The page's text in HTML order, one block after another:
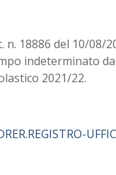
n. 18886 del 10/
indeterminato
2021/22.